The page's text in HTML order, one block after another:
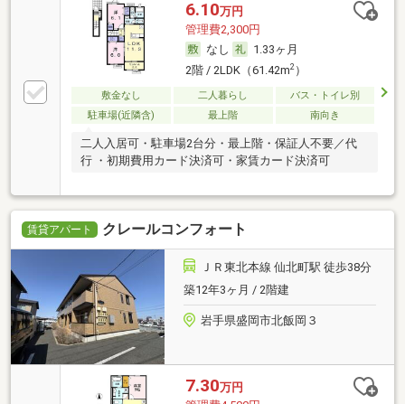
6.10万円
管理費2,300円
なし
1.33ヶ月
2階 / 2LDK（61.42m2）
敷金なし 二人暮らし
バス・トイレ別
駐車場(近隣含)
最上階 南向き
二人入居可・駐車場2台分・最上階・保証人不要／代
行 ・初期費用カード決済可・家賃カード決済可
賃貸アパート クレールコンフォート
ＪＲ東北本線 仙北町駅 徒歩38分
築12年3ヶ月 / 2階建
岩手県盛岡市北飯岡３
7.30万円